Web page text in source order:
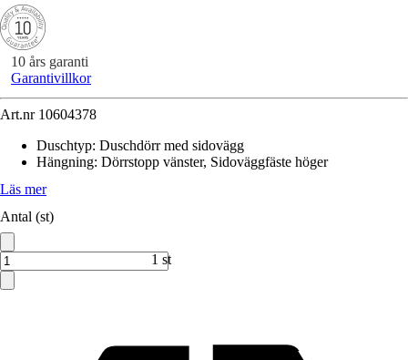
10 års garanti
Garantivillkor
Art.nr 10604378
Duschtyp: Duschdörr med sidovägg
Hängning: Dörrstopp vänster, Sidoväggfäste höger
Läs mer
Antal (st)
1 st